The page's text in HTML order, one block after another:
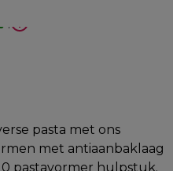
.
pasta met ons
met antiaanbaklaag
pastavormer hulpstuk.